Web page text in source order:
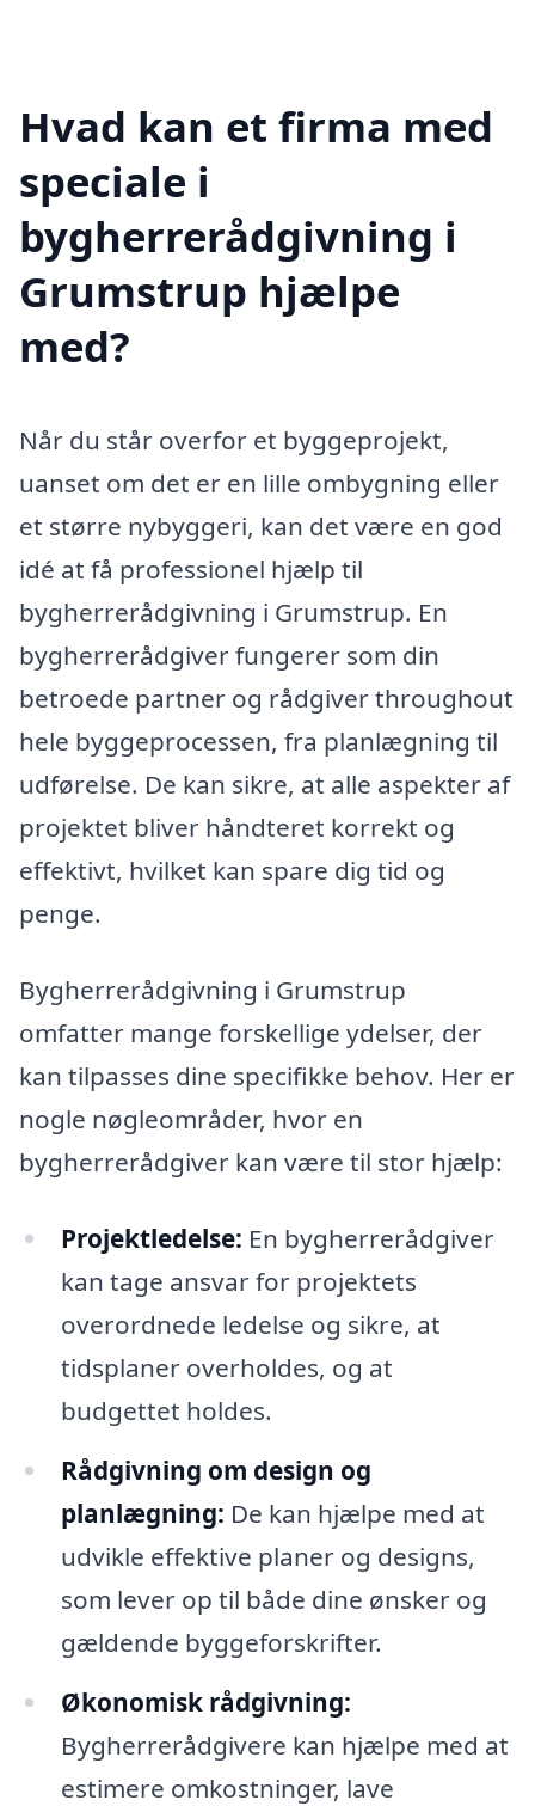
Hvad kan et firma med
speciale i
bygherrerådgivning i
Grumstrup hjælpe
med?
Når du står overfor et byggeprojekt,
uanset om det er en lille ombygning eller
et større nybyggeri, kan det være en god
idé at få professionel hjælp til
bygherrerådgivning i Grumstrup. En
bygherrerådgiver fungerer som din
betroede partner og rådgiver throughout
hele byggeprocessen, fra planlægning til
udførelse. De kan sikre, at alle aspekter af
projektet bliver håndteret korrekt og
effektivt, hvilket kan spare dig tid og
penge.
Bygherrerådgivning i Grumstrup
omfatter mange forskellige ydelser, der
kan tilpasses dine specifikke behov. Her er
nogle nøgleområder, hvor en
bygherrerådgiver kan være til stor hjælp:
Projektledelse: En bygherrerådgiver
kan tage ansvar for projektets
overordnede ledelse og sikre, at
tidsplaner overholdes, og at
budgettet holdes.
Rådgivning om design og
planlægning: De kan hjælpe med at
udvikle effektive planer og designs,
som lever op til både dine ønsker og
gældende byggeforskrifter.
Økonomisk rådgivning:
Bygherrerådgivere kan hjælpe med at
estimere omkostninger, lave